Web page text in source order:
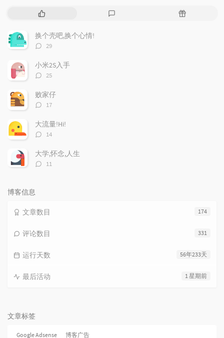
热
文
章
随
换个壳吧,换个心情!
评
数：
29
小米2S入手
评
数：
25
败家仔
评
数：
17
大流量!Hi!
评
数：
14
大学,怀念,人生
评
11
博客信息
174
文章数目
331
评论数目
56年233天
运行天数
1 星期前
最后活动
文章标签
Google Adsense 博客广告